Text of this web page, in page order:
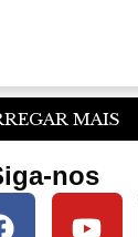
MAIS
nos